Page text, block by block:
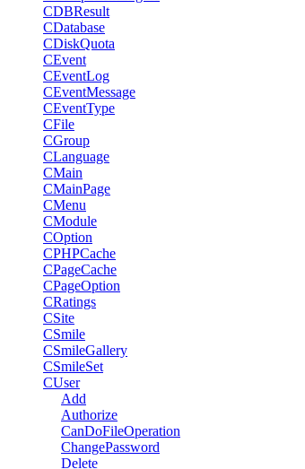
CDBResult
CDatabase
CDiskQuota
CEvent
CEventLog
CEventMessage
CEventType
CFile
CGroup
CLanguage
CMain
CMainPage
CMenu
CModule
COption
CPHPCache
CPageCache
CPageOption
CRatings
CSite
CSmile
CSmileGallery
CSmileSet
CUser
Add
Authorize
CanDoFileOperation
ChangePassword
Delete